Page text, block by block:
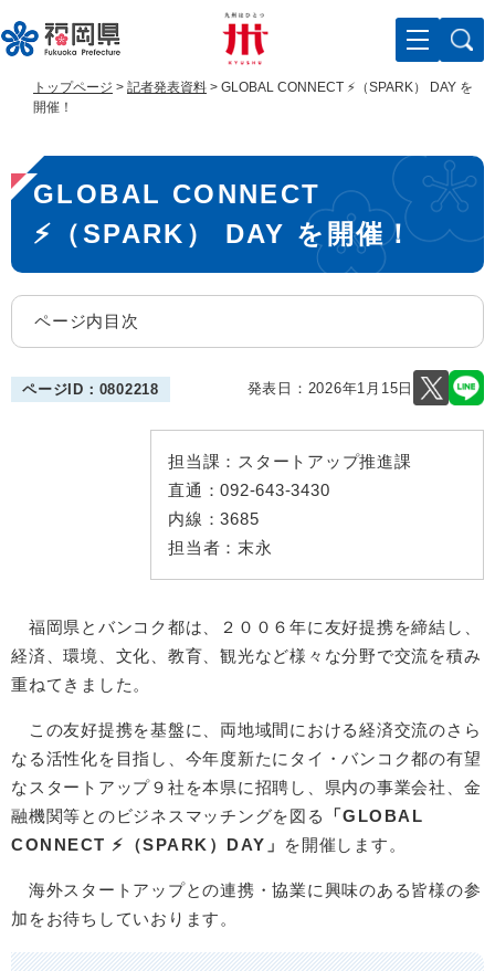
ー
ジ
す
。
ニ
ュ
し
て
へ
トップページ > 記者発表資料 > GLOBAL CONNECT ⚡（SPARK） DAY を
開催！
本
文
GLOBAL CONNECT
⚡（SPARK） DAY を開催！
ページ内目次
ページID：0802218 発表日： 2026年1月15日
担当課： スタートアップ推進課
直通：092-643-3430
内線：3685
担当者： 末永
福岡県とバンコク都は、２００６年に友好提携を締結し、
経済、環境、文化、教育、観光など様々な分野で交流を積み
重ねてきました。
この友好提携を基盤に、両地域間における経済交流のさら
なる活性化を目指し、今年度新たにタイ・バンコク都の有望
なスタートアップ９社を本県に招聘し、県内の事業会社、金
融機関等とのビジネスマッチングを図る
「GLOBAL
CONNECT ⚡ （SPARK）DAY」 を開催します。
海外スタートアップとの連携・協業に興味のある皆様の参
加をお待ちしていおります。